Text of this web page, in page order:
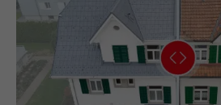
DECORSO
Utilizzato per il
diversi siti web, per
pubblicitari rilevanti
preferenze dell’utente.